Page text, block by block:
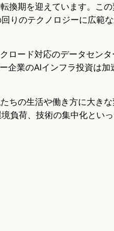
換期を迎えています。こ
りのテクノロジーに広範
ロード対応のデータセンタ
企業のAIインフラ投資は加
ちの生活や働き方に大き
負荷、技術の集中化とい